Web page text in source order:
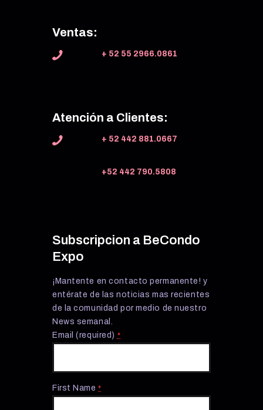
Ventas:
+ 52 55 2966.0861
Atención a Clientes:
+ 52 442 881.0667
+52 442 790.5808
Subscripcion a BeCondo
Expo
¡Mantente en contacto permanente! y
entérate de las noticias mas recientes
de la comunidad por medio de nuestro
News semanal.
Email (required) *
First Name*